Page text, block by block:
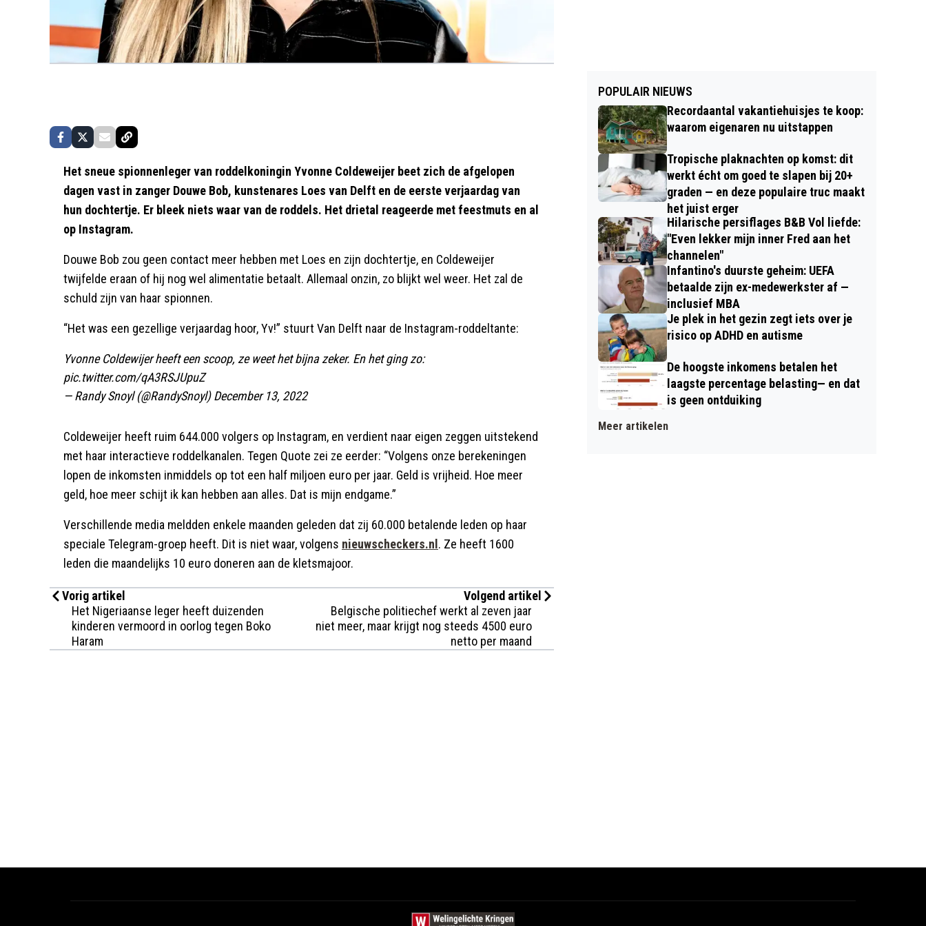
Het sneue spionnenleger van roddelkoningin Yvonne Coldeweijer beet zich de afgelopen
dagen vast in zanger Douwe Bob, kunstenares Loes van Delft en de eerste verjaardag van
hun dochtertje. Er bleek niets waar van de roddels. Het drietal reageerde met feestmuts en al
op Instagram.
Douwe Bob zou geen contact meer hebben met Loes en zijn dochtertje, en Coldeweijer
twijfelde eraan of hij nog wel alimentatie betaalt. Allemaal onzin, zo blijkt wel weer. Het zal de
schuld zijn van haar spionnen.
“Het was een gezellige verjaardag hoor, Yv!” stuurt Van Delft naar de Instagram-roddeltante:
Yvonne Coldewijer heeft een scoop, ze weet het bijna zeker. En het ging zo:
pic.twitter.com/qA3RSJUpuZ
— Randy Snoyl (@RandySnoyl)December 13, 2022
Coldeweijer heeft ruim 644.000 volgers op Instagram, en verdient naar eigen zeggen uitstekend
met haar interactieve roddelkanalen. Tegen Quote zei ze eerder: “Volgens onze berekeningen
lopen de inkomsten inmiddels op tot een half miljoen euro per jaar. Geld is vrijheid. Hoe meer
geld, hoe meer schijt ik kan hebben aan alles. Dat is mijn endgame.”
Verschillende media meldden enkele maanden geleden dat zij 60.000 betalende leden op haar
speciale Telegram-groep heeft. Dit is niet waar, volgens nieuwscheckers.nl . Ze heeft 1600
leden die maandelijks 10 euro doneren aan de kletsmajoor.
Vorig artikel
Het Nigeriaanse leger heeft duizenden
kinderen vermoord in oorlog tegen Boko
Haram
Volgend artikel
Belgische politiechef werkt al zeven jaar
niet meer, maar krijgt nog steeds 4500 euro
netto per maand
POPULAIR NIEUWS
Recordaantal vakantiehuisjes te koop:
waarom eigenaren nu uitstappen
Tropische plaknachten op komst: dit
werkt écht om goed te slapen bij 20+
graden — en deze populaire truc maakt
het juist erger
Hilarische persiflages B&B Vol liefde:
"Even lekker mijn inner Fred aan het
channelen"
Infantino's duurste geheim: UEFA
betaalde zijn ex-medewerkster af —
inclusief MBA
Je plek in het gezin zegt iets over je
risico op ADHD en autisme
De hoogste inkomens betalen het
laagste percentage belasting— en dat
is geen ontduiking
Meer artikelen